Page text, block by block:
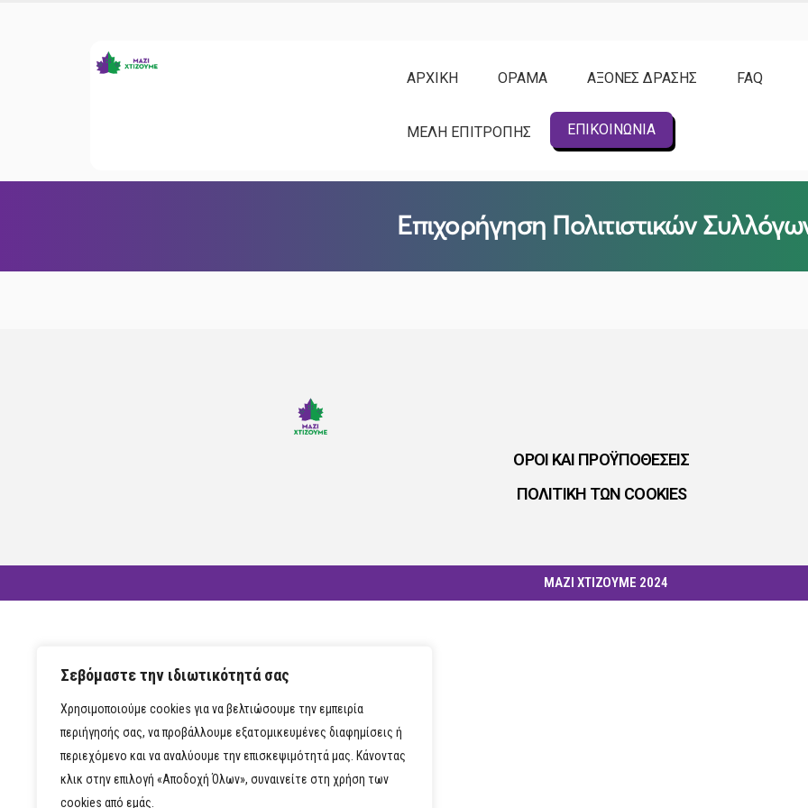
Σεβόμαστε την ιδιωτικότητά σας
Χρησιμοποιούμε cookies για να βελτιώσουμε την εμπειρία
περιήγησής σας, να προβάλλουμε εξατομικευμένες διαφημίσεις ή
περιεχόμενο και να αναλύουμε την επισκεψιμότητά μας. Κάνοντας
κλικ στην επιλογή «Αποδοχή Όλων», συναινείτε στη χρήση των
cookies από εμάς.
ΑΡΧΙΚΗ ΟΡΑΜΑ ΑΞΟΝΕΣ ΔΡΑΣΗΣ FAQ
ΜΕΛΗ ΕΠΙΤΡΟΠΗΣ ΕΠΙΚΟΙΝΩΝΙΑ
Επιχορήγηση Πολιτιστικών
ΟΡΟΙ ΚΑΙ ΠΡΟΫΠΟΘΕΣΕΙΣ
ΠΟΛΙΤΙΚΗ ΤΩΝ COOKIES
ΜΑΖΙ ΧΤΙΖΟΥΜΕ 2024